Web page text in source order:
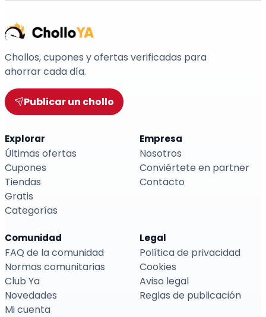
Chollos, cupones y ofertas verificadas para
ahorrar cada día.
Publicar un chollo
Explorar
Últimas ofertas
Cupones
Tiendas
Gratis
Categorías
Empresa
Nosotros
Conviértete en partner
Contacto
Comunidad
FAQ de la comunidad
Normas comunitarias
Club Ya
Novedades
Mi cuenta
Legal
Política de privacidad
Cookies
Aviso legal
Reglas de publicación